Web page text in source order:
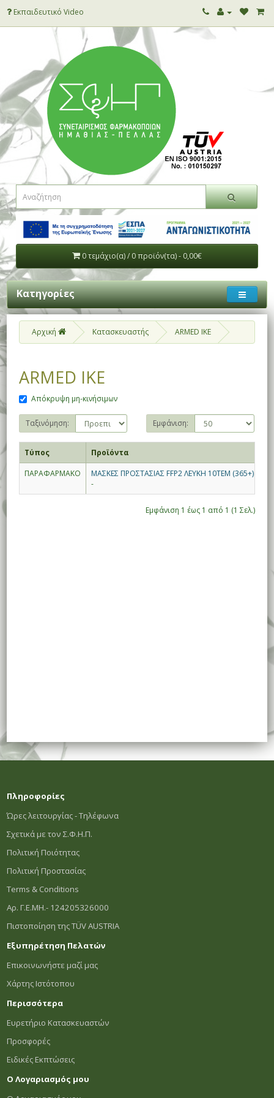
Εκπαιδευτικό Video
0 τεμάχιο(α) / 0 προϊόν(τα) - 0,00€
Κατηγορίες
Αρχική Κατασκευαστής ARMED IKE
ARMED IKE
Απόκρυψη μη-κινήσιμων
Ταξινόμηση: Εμφάνιση:
Τύπος
Προϊόντα
ΠΑΡΑΦΑΡΜΑΚΟ
ΜΑΣΚΕΣ ΠΡΟΣΤΑΣΙΑΣ FFP2 ΛΕΥΚΗ 10TEM (365+)
-
Εμφάνιση 1 έως 1 από 1 (1 Σελ.)
Πληροφορίες
Ώρες λειτουργίας - Τηλέφωνα
Σχετικά με τον Σ.Φ.Η.Π.
Πολιτική Ποιότητας
Πολιτική Προστασίας
Terms & Conditions
Αρ. Γ.Ε.ΜΗ.- 124205326000
Πιστοποίηση της TÜV AUSTRIA
Εξυπηρέτηση Πελατών
Επικοινωνήστε μαζί μας
Χάρτης Ιστότοπου
Περισσότερα
Ευρετήριο Κατασκευαστών
Προσφορές
Ειδικές Εκπτώσεις
Ο Λογαριασμός μου